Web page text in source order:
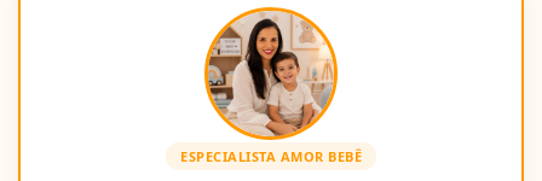
ESPECIALISTA AMOR BEBÊ